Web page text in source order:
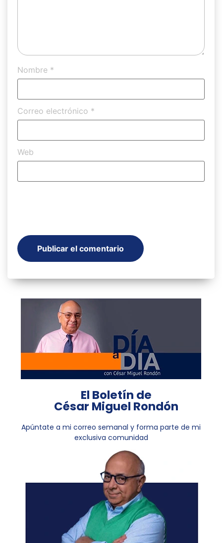
Nombre *
Correo electrónico *
Web
El Boletín de
César Miguel Rondón
Apúntate a mi correo semanal y forma parte de mi
exclusiva comunidad